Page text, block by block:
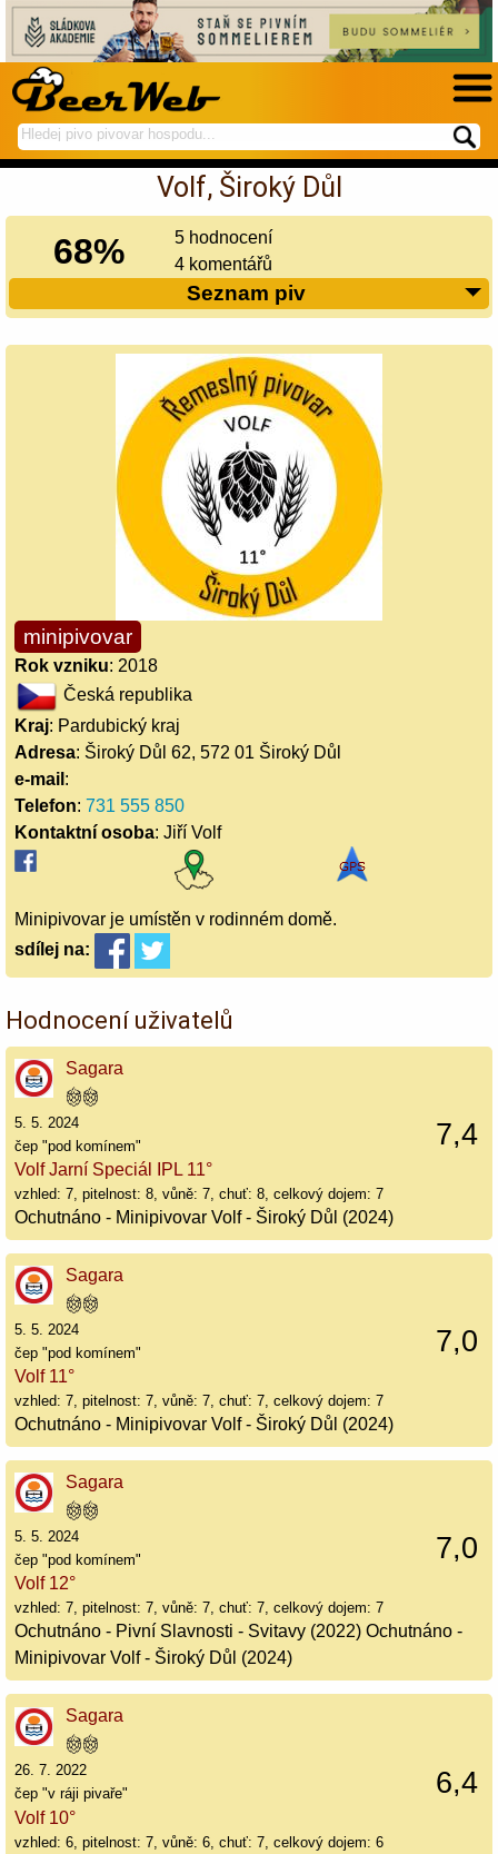
hledej
na
spustí
hledání
Volf, Široký Důl
68%
5 hodnocení
4 komentářů
Seznam piv
minipivovar
Rok vzniku: 2018
Česká republika
Kraj: Pardubický kraj
Adresa: Široký Důl 62, 572 01 Široký Důl
e-mail :
Telefon: 731 555 850
Kontaktní osoba: Jiří Volf
Minipivovar je umístěn v rodinném domě.
sdílej na:
Hodnocení uživatelů
Sagara
7,4
5. 5. 2024
čep "pod komínem"
Volf Jarní Speciál IPL 11°
vzhled: 7, pitelnost: 8, vůně: 7, chuť: 8, celkový dojem: 7
Ochutnáno - Minipivovar Volf - Široký Důl (2024)
Sagara
7,0
5. 5. 2024
čep "pod komínem"
Volf 11°
vzhled: 7, pitelnost: 7, vůně: 7, chuť: 7, celkový dojem: 7
Ochutnáno - Minipivovar Volf - Široký Důl (2024)
Sagara
7,0
5. 5. 2024
čep "pod komínem"
Volf 12°
vzhled: 7, pitelnost: 7, vůně: 7, chuť: 7, celkový dojem: 7
Ochutnáno - Pivní Slavnosti - Svitavy (2022) Ochutnáno -
Minipivovar Volf - Široký Důl (2024)
Sagara
6,4
26. 7. 2022
čep "v ráji pivaře"
Volf 10°
vzhled: 6, pitelnost: 7, vůně: 6, chuť: 7, celkový dojem: 6